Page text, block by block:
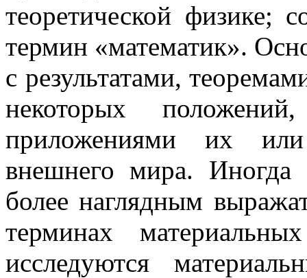
теоретической физике;
термин «математик».
с результатами,
некоторых
приложениями их
внешнего мира.
более наглядным
терминах
исследуются